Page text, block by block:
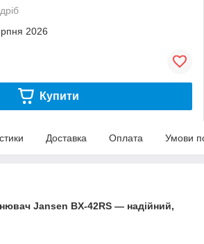
2026
Купити
Доставка Оплата Умови
Jansen BX-42RS — надійний,